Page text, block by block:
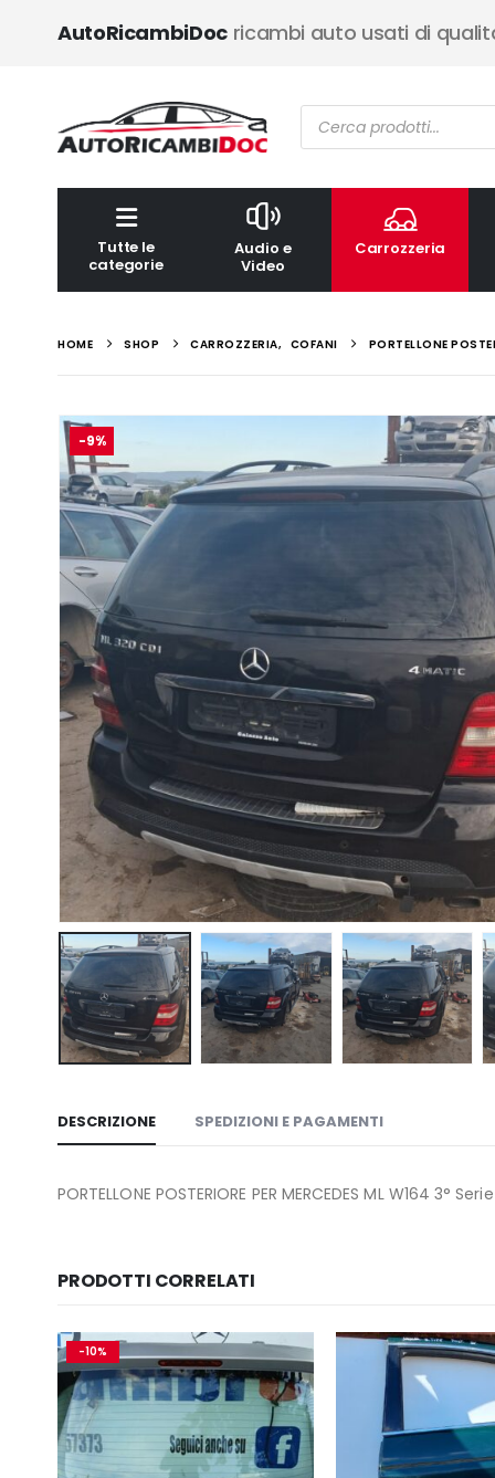
AutoRicambiDocricambi auto usati di
Ricerca
prodotti
Tutte le
categorie
Audio e
Video
Carrozzeria
HOME SHOP CARROZZERIA, COFANI PORTELLONE
-9%
DESCRIZIONE SPEDIZIONI E PAGAMENTI
PORTELLONE POSTERIORE PER MERCEDES ML W164 3°
PRODOTTI CORRELATI
-10%